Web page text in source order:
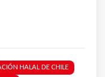
HALAL DE CHILE